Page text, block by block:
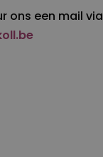
ons een mail via